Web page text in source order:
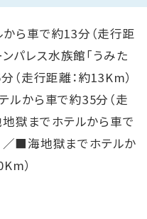
ら車で約13分（走行距
パレス水族館「うみた
（走行距離：約13Km）
ルから車で約35分（走
獄までホテルから車で
／■海地獄までホテルか
）